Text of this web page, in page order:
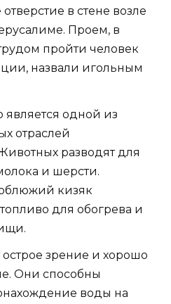
в стене возле
Проем, в
пройти человек
назвали игольным
одной из
отраслей
разводят для
и шерсти.
кизяк
для обогрева и
зрение и хорошо
Они способны
воды на